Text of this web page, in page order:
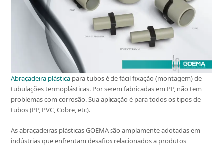
Abraçadeira plástica para tubos é de fácil fixação (montagem) de
tubulações termoplásticas. Por serem fabricadas em PP, não tem
problemas com corrosão. Sua aplicação é para todos os tipos de
tubos (PP, PVC, Cobre, etc).
As abraçadeiras plásticas GOEMA são amplamente adotadas em
indústrias que enfrentam desafios relacionados a produtos